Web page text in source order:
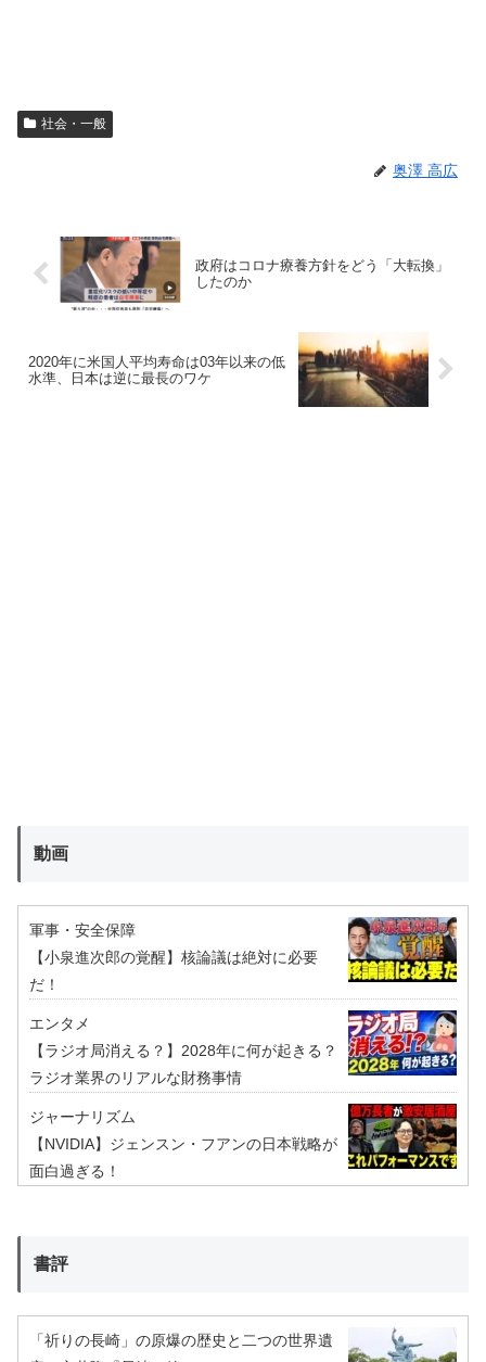
社会・一般
奥澤 高広
政府はコロナ療養方針をどう「大転換」
したのか
2020年に米国人平均寿命は03年以来の低
水準、日本は逆に最長のワケ
動画
軍事・安全保障
【小泉進次郎の覚醒】核論議は絶対に必要
だ！
エンタメ
【ラジオ局消える？】2028年に何が起きる？
ラジオ業界のリアルな財務事情
ジャーナリズム
【NVIDIA】ジェンスン・フアンの日本戦略が
面白過ぎる！
書評
「祈りの長崎」の原爆の歴史と二つの世界遺